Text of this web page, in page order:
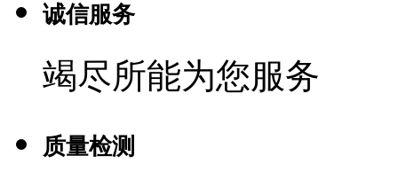
诚信服务
竭尽所能为您服务
质量检测